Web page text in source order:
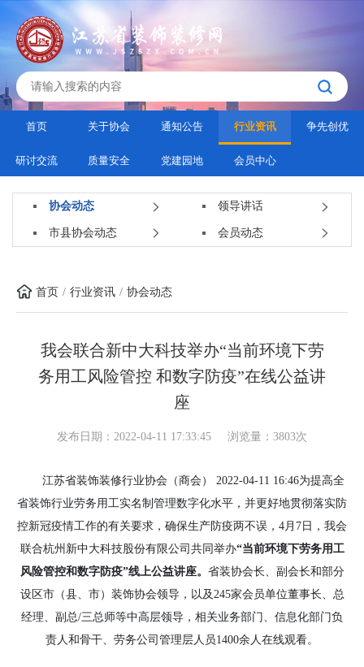
首页 关于协会 通知公告 行业资讯 争先创优
研讨交流 质量安全 党建园地 会员中心
协会动态 领导讲话
市县协会动态 会员动态
首页 行业资讯 协会动态
我会联合新中大科技举办“当前环境下劳
务用工风险管控 和数字防疫”在线公益讲
座
发布日期：2022-04-11 17:33:45 浏览量：3803次
江苏省装饰装修行业协会 （商会） 2022-04-11 16:46为提高全
省装饰行业劳务用工实名制管理数字化水平，并更好地贯彻落实防
控新冠疫情工作的有关要求，确保生产防疫两不误，4月 7 日，我会
联合杭州新中大科技股份有限公司共同举办“当前环境下劳务用工
风险管控和数字防疫”线上公益讲座。 省装协会长、副会长和部分
设区市（县、市）装饰协会领导，以及245家会员单位董事长、总
经理、副总/三总师等中高层领导，相关业务部门、信息化部门负
责人和骨干、劳务公司管理层人员1400余人在线观看。